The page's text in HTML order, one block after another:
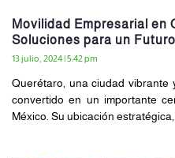
Movilidad Empresarial en
Soluciones para un
13 julio, 2024 5:42 pm
Querétaro, una ciudad vibrante
convertido en un importante
México. Su ubicación